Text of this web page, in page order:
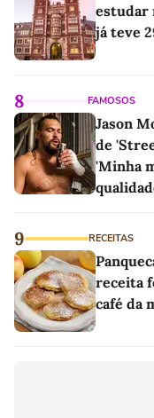
estudar
já teve
8 FAMOSOS
Jason
de
'Minha
9 RECEITAS
receita
café da